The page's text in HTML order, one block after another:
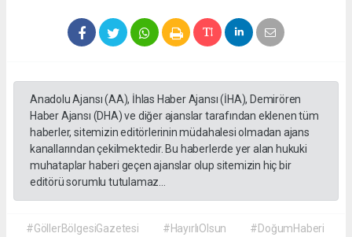
Anadolu Ajansı (AA), İhlas Haber Ajansı (İHA), Demirören
Haber Ajansı (DHA) ve diğer ajanslar tarafından eklenen tüm
haberler, sitemizin editörlerinin müdahalesi olmadan ajans
kanallarından çekilmektedir. Bu haberlerde yer alan hukuki
muhataplar haberi geçen ajanslar olup sitemizin hiç bir
editörü sorumlu tutulamaz...
#GöllerBölgesiGazetesi #HayırlıOlsun
#DoğumHaberi